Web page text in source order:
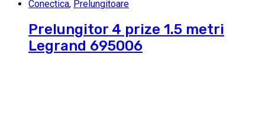
Conectica, Prelungitoare
Prelungitor 4 prize 1.5 metri
Legrand 695006